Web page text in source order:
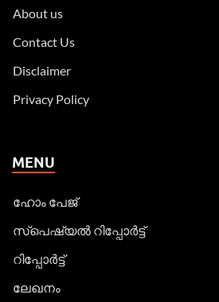
About us
Contact Us
Disclaimer
Privacy Policy
MENU
ഹോം പേജ്
സ്പെഷ്യൽ റിപ്പോര്‍ട്ട്
റിപ്പോര്‍ട്ട്
ലേഖനം